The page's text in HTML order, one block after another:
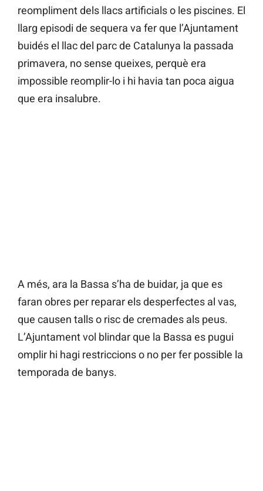
reompliment dels llacs artificials o les piscines. El
llarg episodi de sequera va fer que l’Ajuntament
buidés el llac del parc de Catalunya la passada
primavera, no sense queixes, perquè era
impossible reomplir-lo i hi havia tan poca aigua
que era insalubre.
A més, ara la Bassa s’ha de buidar, ja que es
faran obres per reparar els desperfectes al vas,
que causen talls o risc de cremades als peus.
L’Ajuntament vol blindar que la Bassa es pugui
omplir hi hagi restriccions o no per fer possible la
temporada de banys.